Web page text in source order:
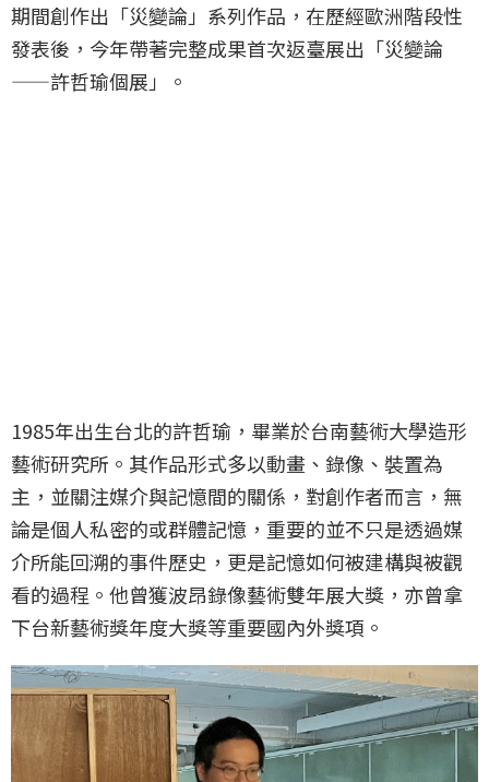
期間創作出「災變論」系列作品，在歷經歐洲階段性
發表後，今年帶著完整成果首次返臺展出「災變論
——許哲瑜個展」。
1985年出生台北的許哲瑜，畢業於台南藝術大學造形
藝術研究所。其作品形式多以動畫、錄像、裝置為
主，並關注媒介與記憶間的關係，對創作者而言，無
論是個人私密的或群體記憶，重要的並不只是透過媒
介所能回溯的事件歷史，更是記憶如何被建構與被觀
看的過程。他曾獲波昂錄像藝術雙年展大獎，亦曾拿
下台新藝術獎年度大獎等重要國內外獎項。